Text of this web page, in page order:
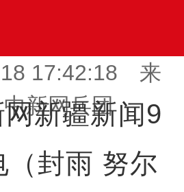
17:42:18 来
新网兵团
新疆新闻9
（封雨 努尔